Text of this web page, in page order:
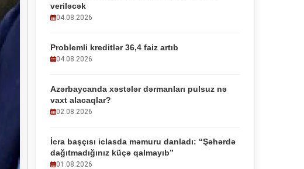
veriləcək
04.08.2026
Problemli kreditlər 36,4 faiz artıb
04.08.2026
Azərbaycanda xəstələr dərmanları pulsuz nə
vaxt alacaqlar?
02.08.2026
İcra başçısı iclasda məmuru danladı: “Şəhərdə
dağıtmadığınız küçə qalmayıb”
01.08.2026